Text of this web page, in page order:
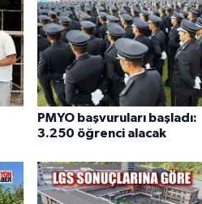
PMYO başvuruları başladı:
3.250 öğrenci alacak